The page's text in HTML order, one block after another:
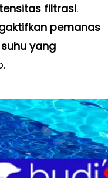
filtrasi.
pemanas
yang